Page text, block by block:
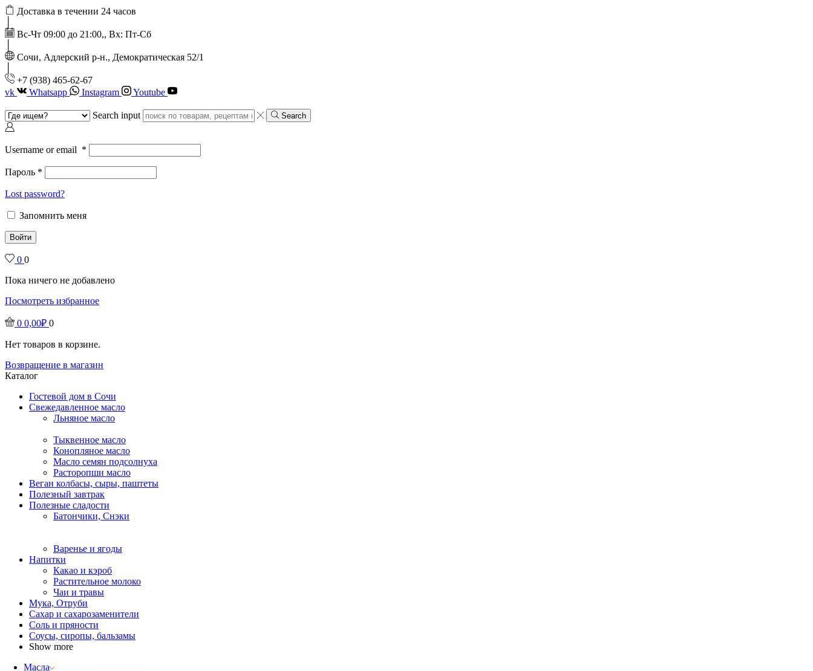
Доставка в течении 24 часов
Вс-Чт 09:00 до 21:00,, Вх: Пт-Сб
Сочи, Адлерский р-н., Демократическая 52/1
‭+7 (938) 465-62-67‬
vk
Whatsapp Instagram Youtube
Search input Search
Username or email *
Пароль *
Lost password?
Запомнить меня
Войти
0 0
Пока ничего не добавлено
Посмотреть избранное
0 0,00₽ 0
Нет товаров в корзине.
Возвращение в магазин
Каталог
Гостевой дом в Сочи
Свежедавленное масло
Льняное масло
Тыквенное масло
Конопляное масло
Масло семян подсолнуха
Расторопши масло
Веган колбасы, сыры, паштеты
Полезный завтрак
Полезные сладости
Батончики, Снэки
Варенье и ягоды
Напитки
Какао и кэроб
Растительное молоко
Чаи и травы
Мука, Отруби
Сахар и сахарозаменители
Соль и пряности
Соусы, сиропы, бальзамы
Show more
Масла